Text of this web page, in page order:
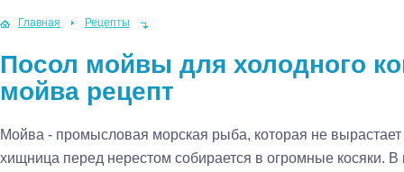
Главная Рецепты
Посол мойвы для холодного
мойва рецепт
Мойва - промысловая морская рыба, которая не
хищница перед нерестом собирается в огромные косяки.